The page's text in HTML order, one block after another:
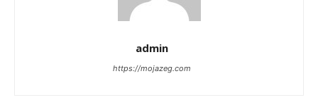
admin
https://mojazeg.com